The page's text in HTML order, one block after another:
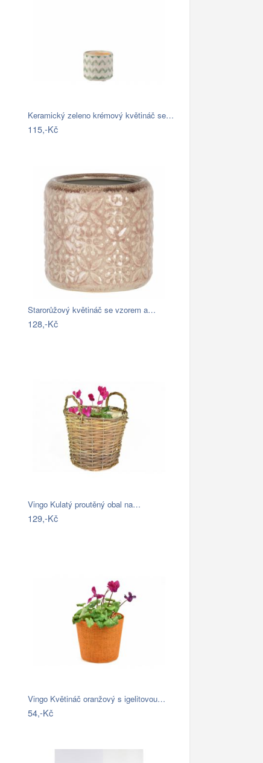
Keramický zeleno krémový květináč se…
115,-Kč
Starorůžový květináč se vzorem a…
128,-Kč
Vingo Kulatý proutěný obal na…
129,-Kč
Vingo Květináč oranžový s igelitovou…
54,-Kč